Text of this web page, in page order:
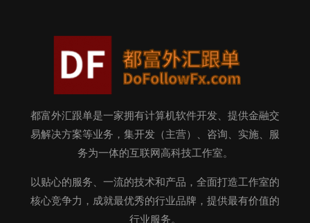
都富外汇跟单是一家拥有计算机软件开发、提供金融交
易解决方案等业务，集开发（主营）、咨询、实施、服
务为一体的互联网高科技工作室。
以贴心的服务、一流的技术和产品，全面打造工作室的
核心竞争力，成就最优秀的行业品牌，提供最有价值的
行业服务。